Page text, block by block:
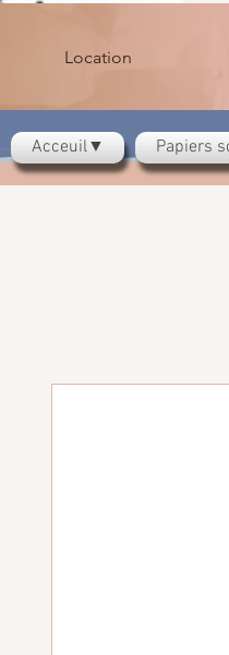
Acceuil▼ Papiers
Location